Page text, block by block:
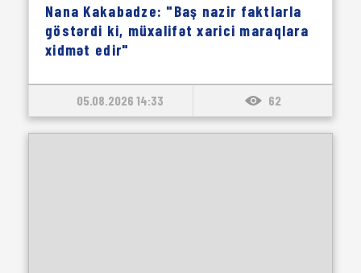
Nana Kakabadze: "Baş nazir faktlarla
göstərdi ki, müxalifət xarici maraqlara
xidmət edir"
05.08.2026 14:33 62